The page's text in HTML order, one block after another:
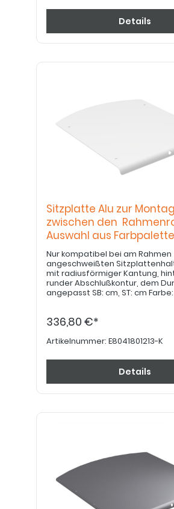
Details
Sitzplatte Alu zur
zwischen den
Auswahl aus Farbpalette
Nur kompatibel bei am Rahmen
angeschweißten
mit radiusförmiger Kantung,
runder Abschlußkontur, dem
angepasst SB: cm, ST: cm Farbe: 4St.
336,80 €*
Artikelnummer: E8041801213-K
Details